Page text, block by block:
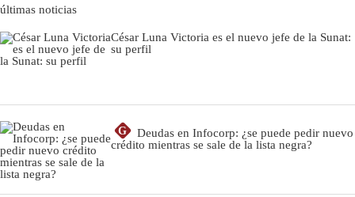
últimas noticias
César Luna Victoria es el nuevo jefe de la Sunat:
su perfil
G
Deudas en Infocorp: ¿se puede pedir nuevo
crédito mientras se sale de la lista negra?